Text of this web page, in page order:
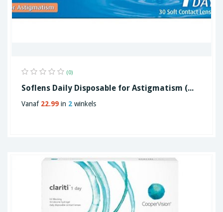
(0)
Soflens Daily Disposable for Astigmatism (...
Vanaf 22.99 in 2 winkels